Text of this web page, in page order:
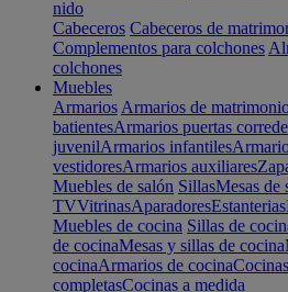
nido
Cabeceros Cabeceros de
Complementos para colchones
colchones
Muebles
Armarios Armarios de
batientesArmarios puertas
juvenilArmarios infantiles
vestidoresArmarios auxiliares
Muebles de salón SillasMesas de
TVVitrinasAparadoresEstanterias
Muebles de cocina Sillas de
de cocinaMesas y sillas de cocina
cocinaArmarios de cocina
completasCocinas a medida